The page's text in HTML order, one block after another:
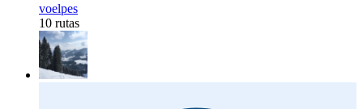
voelpes
10 rutas